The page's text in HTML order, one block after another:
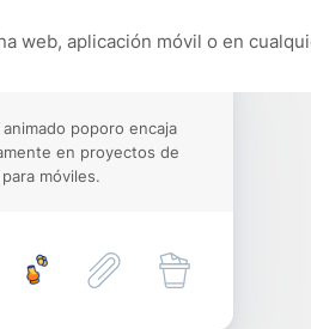
web, aplicación móvil o en
animado poporo encaja
en proyectos de
móviles.